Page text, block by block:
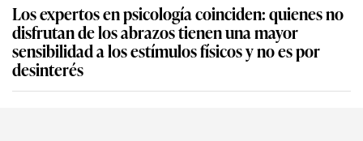
Los expertos en psicología coinciden: quienes no
disfrutan de los abrazos tienen una mayor
sensibilidad a los estímulos físicos y no es por
desinterés